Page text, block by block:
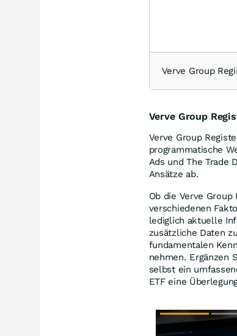
Verve Group
Verve Group
Verve Group
programmatische
Ads und The Trade
Ansätze ab.
Ob die Verve
verschiedenen
lediglich aktuelle
zusätzliche Daten
fundamentalen
nehmen. Ergänzen
selbst ein
ETF eine